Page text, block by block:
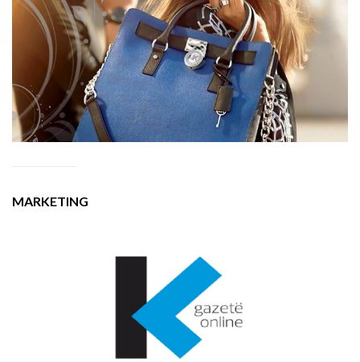
MARKETING